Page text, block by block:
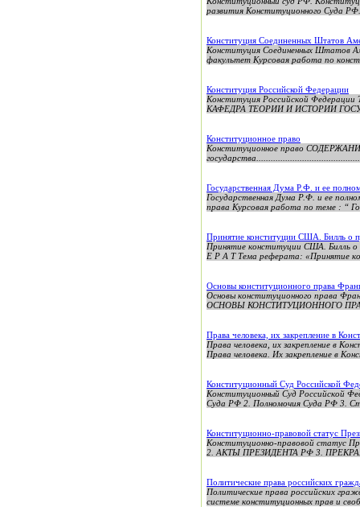
развития Конституционного Суда
Конституция Соединенных Штатов
Конституция Соединенных Штатов
факультет Курсовая работа по
Конституция Российской Федерации
Конституция Российской
КАФЕДРА ТЕОРИИ И ИСТОРИИ
Конституционное право
Конституционное право СОДЕРЖАНИЕ
Государственная Дума Р.Ф. и ее
Государственная Дума Р.Ф. и ее
права Курсовая работа по теме : “
Принятие конституции США. Билль о
Принятие конституции США.
Е Р А Т Тема реферата: «Принятие
Основы конституционного права
Основы конституционного
ОСНОВЫ КОНСТИТУЦИОННОГО
Права человека, их закрепление в
Права человека, их закрепление
Права человека. Их закрепление в
Конституционный Суд Российской
Конституционный Суд Российской
Суда РФ 2. Полномочия Суда РФ 3.
Конституционно-правовой статус
Конституционно-правовой
2. АКТЫ ПРЕЗИДЕНТА РФ 3.
Политические права российских
Политические права российских
системе конституционных прав и